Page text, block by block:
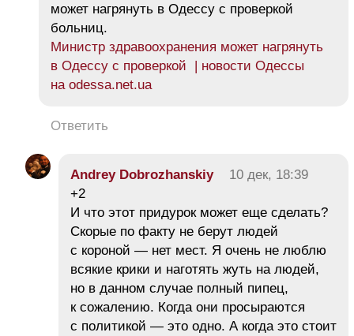
может нагрянуть в Одессу с проверкой
больниц.
Министр здравоохранения может нагрянуть
в Одессу с проверкой | новости Одессы
на odessa.net.ua
Ответить
Andrey Dobrozhanskiy
10 дек, 18:39
+2
И что этот придурок может еще сделать?
Скорые по факту не берут людей
с короной — нет мест. Я очень не люблю
всякие крики и наготять жуть на людей,
но в данном случае полный пипец,
к сожалению. Когда они просыраются
с политикой — это одно. А когда это стоит